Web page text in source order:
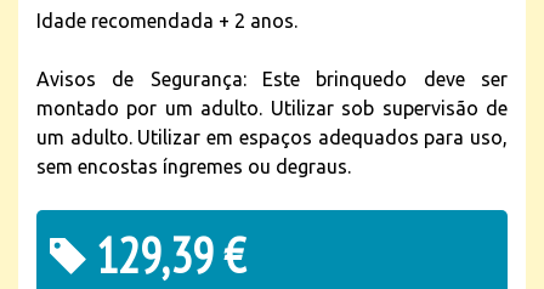
Idade recomendada + 2 anos.
Avisos de Segurança: Este brinquedo deve ser
montado por um adulto. Utilizar sob supervisão de
um adulto. Utilizar em espaços adequados para uso,
sem encostas íngremes ou degraus.
129,39 €